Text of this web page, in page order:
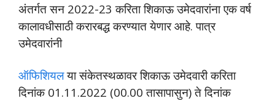
अंतर्गत सन 2022-23 करिता शिकाऊ उमेदवारांना एक वर्ष
कालावधीसाठी करारबद्ध करण्यात येणार आहे. पात्र
उमेदवारांनी
ऑफिशियलया संकेतस्थळावर शिकाऊ उमेदवारी करिता
दिनांक 01.11.2022 (00.00 तासापासुन) ते दिनांक